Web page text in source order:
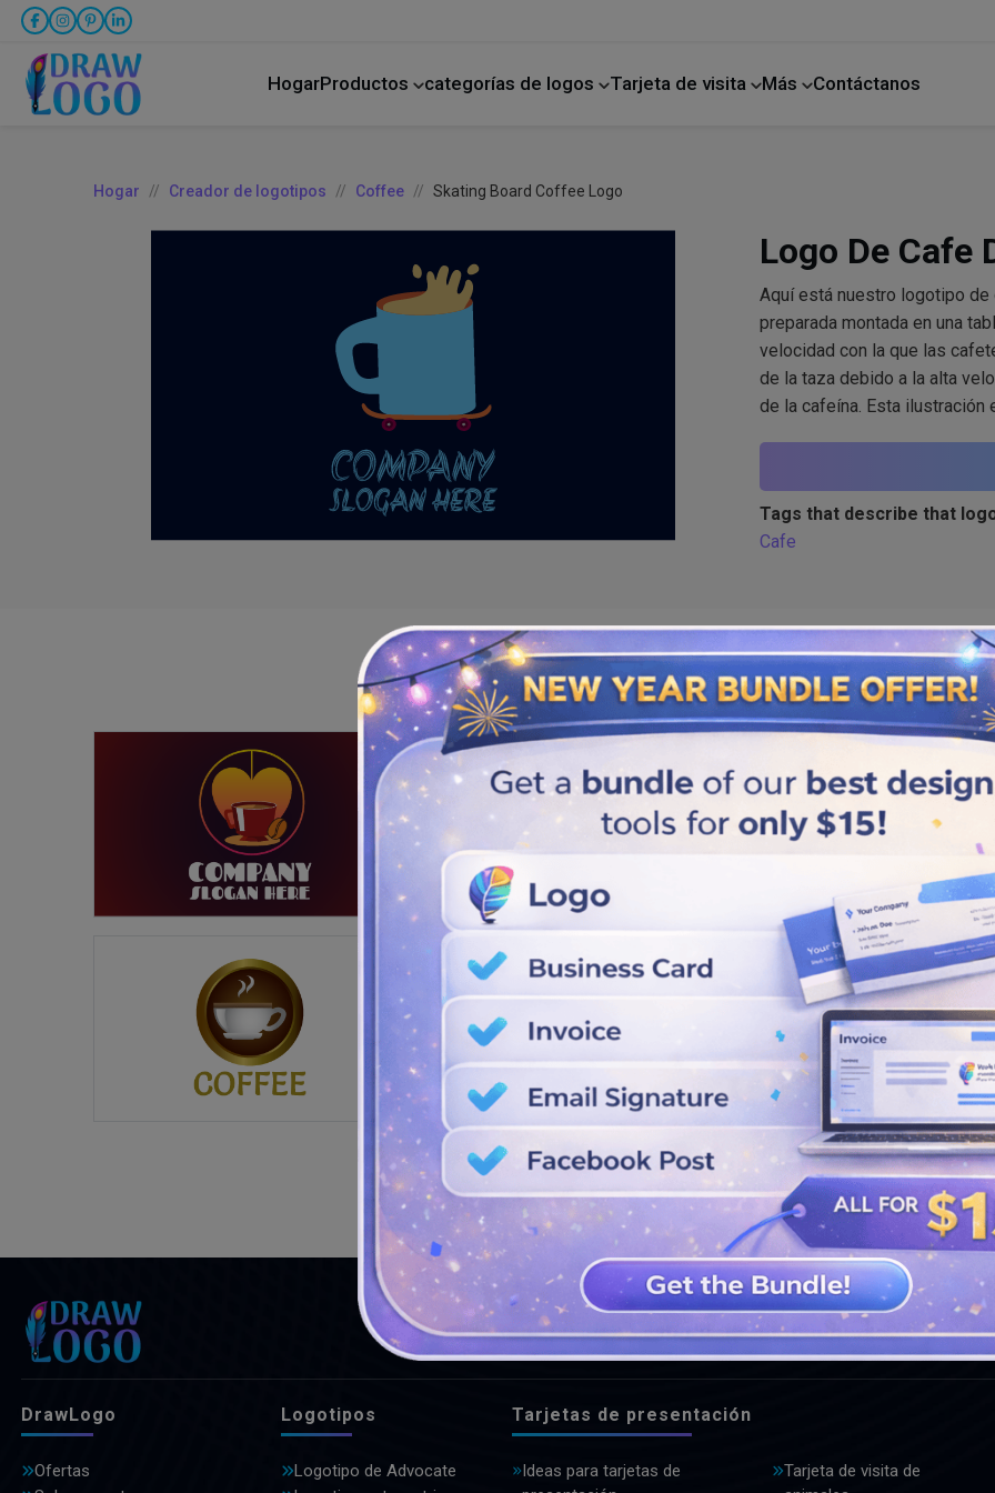
HogarProductos categorías de logos Tarjeta de visita Más Contáctanos
Hogar Creador de logotipos Coffee Skating Board Coffee Logo
Logo De Cafe
Aquí está nuestro logotipo de
preparada montada en una
velocidad con la que las
de la taza debido a la alta
de la cafeína. Esta ilustración
Tags that describe that
Cafe
Similar logos
VER MÁS DISEÑOS
DrawLogo
Ofertas
Logotipos
Logotipo de Advocate
Tarjetas de presentación
Ideas para tarjetas de
Tarjeta de visita de